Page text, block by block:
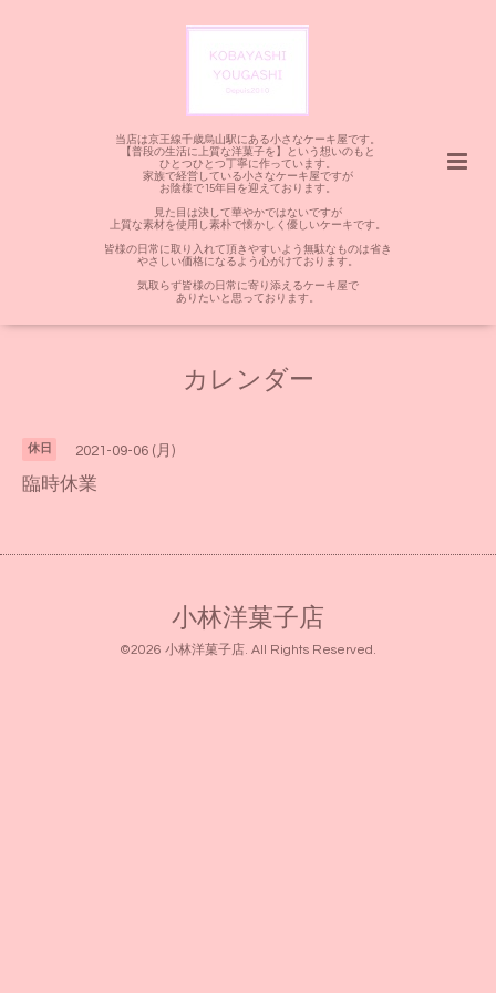
当店は京王線千歳烏山駅にある小さなケーキ屋です。
【普段の生活に上質な洋菓子を】という想いのもと
ひとつひとつ丁寧に作っています。
家族で経営している小さなケーキ屋ですが
お陰様で15年目を迎えております。
見た目は決して華やかではないですが
上質な素材を使用し素朴で懐かしく優しいケーキです。
皆様の日常に取り入れて頂きやすいよう無駄なものは省き
やさしい価格になるよう心がけております。
気取らず皆様の日常に寄り添えるケーキ屋で
ありたいと思っております。
カレンダー
休日 2021-09-06 (月)
臨時休業
小林洋菓子店
©2026 小林洋菓子店. All Rights Reserved.